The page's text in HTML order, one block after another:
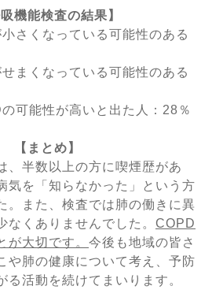
吸機能検査の結果】
さくなっている可能性のある
まくなっている可能性のある
の可能性が高いと出た人： 28 ％
【まとめ】
、半数以上の方に喫煙歴があ
気を「知らなかった」という方
。また、検査では肺の働きに異
なくありませんでした。 COPD
が大切です。 今後も地域の皆さ
や肺の健康について考え、予防
る活動を続けてまいります。